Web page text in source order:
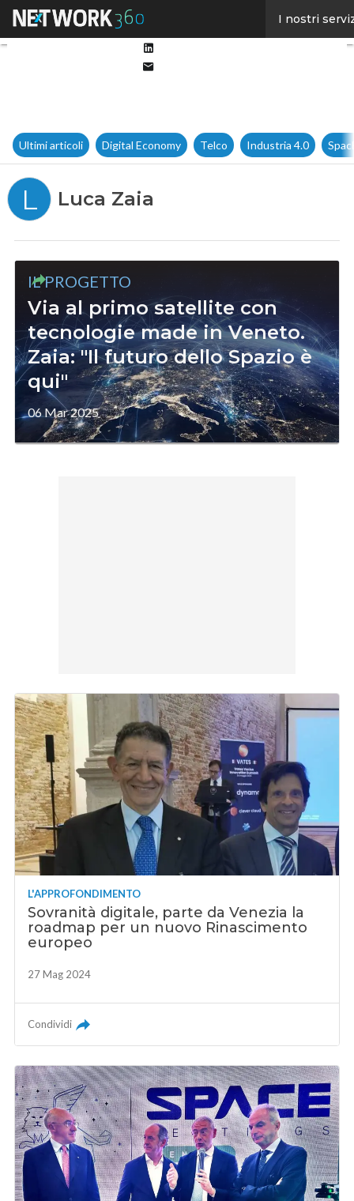
I nostri
Ultimi articoli Digital Economy Telco Industria 4.0
L Luca Zaia
IL PROGETTO
Via al primo satellite con
tecnologie made in Veneto.
Zaia: "Il futuro dello Spazio è
qui"
06 Mar 2025
L'APPROFONDIMENTO
Sovranità digitale, parte da Venezia la
roadmap per un nuovo Rinascimento
europeo
27 Mag 2024
Condividi